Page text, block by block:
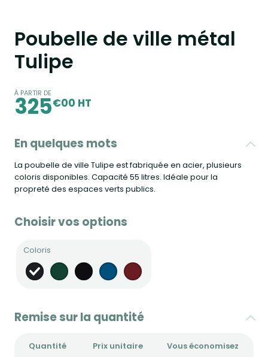
Poubelle de ville métal
Tulipe
À PARTIR DE
325€00 HT
En quelques mots
La poubelle de ville Tulipe est fabriquée en acier, plusieurs
coloris disponibles. Capacité 55 litres. Idéale pour la
propreté des espaces verts publics.
Choisir vos options
Coloris
Remise sur la quantité
Quantité Prix unitaire
Vous économisez